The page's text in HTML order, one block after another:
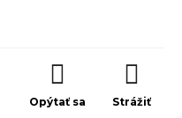
Opýtať sa Strážiť